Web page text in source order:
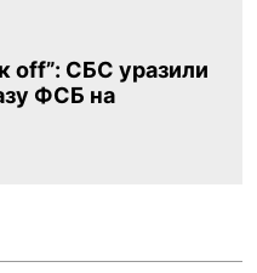
off”: СБС уразили
ФСБ на